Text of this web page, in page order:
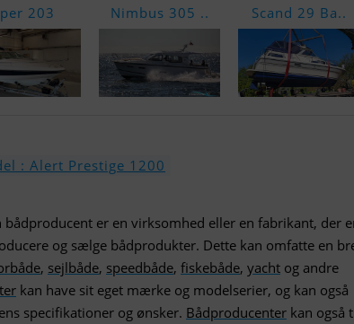
203 Nimbus 305 .. Scand 29 Ba..
: Alert Prestige 1200
bådproducent er en virksomhed eller en fabrikant, der
og sælge bådprodukter. Dette kan omfatte en
, sejlbåde, speedbåde, fiskebåde, yacht og andre
kan have sit eget mærke og modelserier, og kan også
specifikationer og ønsker. Bådproducenter kan også